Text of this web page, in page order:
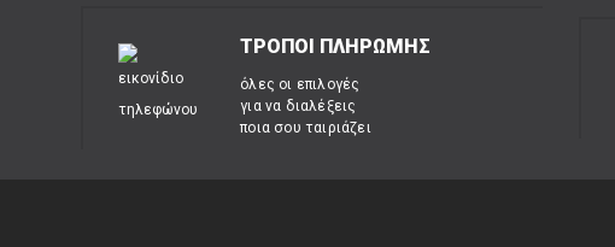
ΤΡΟΠΟΙ ΠΛΗΡΩΜΗΣ
όλες οι επιλογές
για να διαλέξεις
ποια σου ταιριάζει